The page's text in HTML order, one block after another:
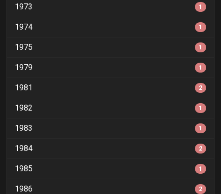
1973 1
1974 1
1975 1
1979 1
1981 2
1982 1
1983 1
1984 2
1985 1
1986 2